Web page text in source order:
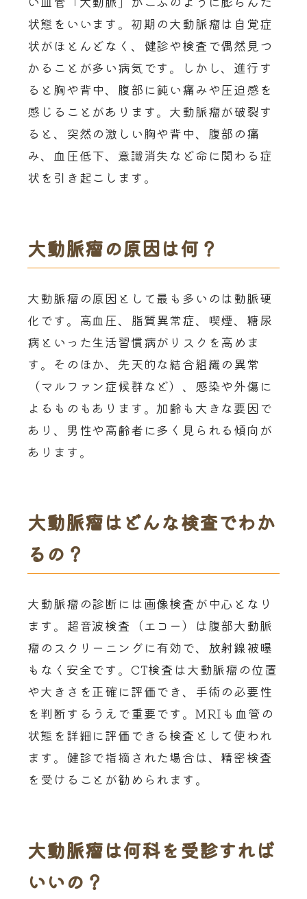
状態をいいます。初期の大動脈瘤は自覚症
状がほとんどなく、健診や検査で偶然見つ
かることが多い病気です。しかし、進行す
ると胸や背中、腹部に鈍い痛みや圧迫感を
感じることがあります。大動脈瘤が破裂す
ると、突然の激しい胸や背中、腹部の痛
み、血圧低下、意識消失など命に関わる症
状を引き起こします。
大動脈瘤の原因は何？
大動脈瘤の原因として最も多いのは動脈硬
化です。高血圧、脂質異常症、喫煙、糖尿
病といった生活習慣病がリスクを高めま
す。そのほか、先天的な結合組織の異常
（マルファン症候群など）、感染や外傷に
よるものもあります。加齢も大きな要因で
あり、男性や高齢者に多く見られる傾向が
あります。
大動脈瘤はどんな検査でわか
るの？
大動脈瘤の診断には画像検査が中心となり
ます。超音波検査（エコー）は腹部大動脈
瘤のスクリーニングに有効で、放射線被曝
もなく安全です。CT検査は大動脈瘤の位置
や大きさを正確に評価でき、手術の必要性
を判断するうえで重要です。MRIも血管の
状態を詳細に評価できる検査として使われ
ます。健診で指摘された場合は、精密検査
を受けることが勧められます。
大動脈瘤は何科を受診すれば
いいの？